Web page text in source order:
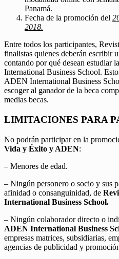
Panamá.
Fecha de la promoción del
2018.
Entre todos los participantes,
finalistas quienes deberán escribir
contando por qué desean estudiar
International Business School.
ADEN International Business
escoger al ganador de la beca
medias becas.
LIMITACIONES PARA
No podrán participar en la
Vida y Éxito y ADEN:
– Menores de edad.
– Ningún personero o socio y sus
afinidad o consanguinidad, de
International Business School.
– Ningún colaborador directo o
ADEN International Business
empresas matrices, subsidiarias,
agencias de publicidad y